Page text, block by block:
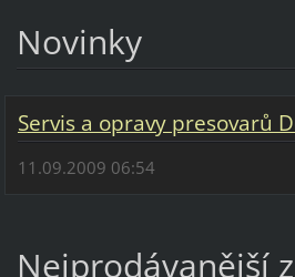
Novinky
Servis a opravy presovarů
11.09.2009 06:54
Nejprodávanější